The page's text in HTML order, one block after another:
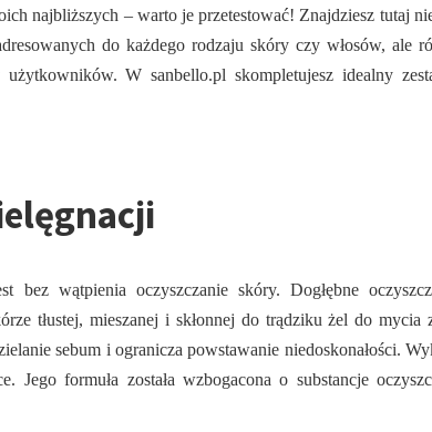
najbliższych – warto je przetestować! Znajdziesz tutaj
do każdego rodzaju skóry czy włosów, ale
W sanbello.pl skompletujesz idealny
bez wątpienia oczyszczanie skóry. Dogłębne
tłustej, mieszanej i skłonnej do trądziku żel do mycia
sebum i ogranicza powstawanie niedoskonałości.
Jego formuła została wzbogacona o substancje